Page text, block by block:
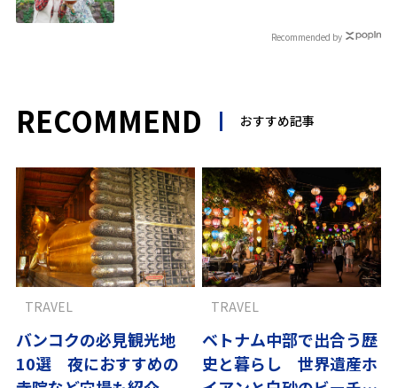
Recommended by
RECOMMEND おすすめ記事
バンコクの必見観光地
10選 夜におすすめの
TRAVEL
ベトナム中部で出合う歴
史と暮らし 世界遺産ホ
TRAVEL